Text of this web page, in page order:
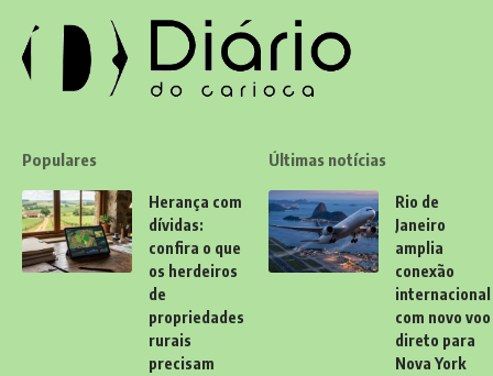
Populares
Herança com
dívidas:
confira o que
os herdeiros
de
propriedades
rurais
precisam
Últimas notícias
Rio de
Janeiro
amplia
conexão
internacional
com novo voo
direto para
Nova York